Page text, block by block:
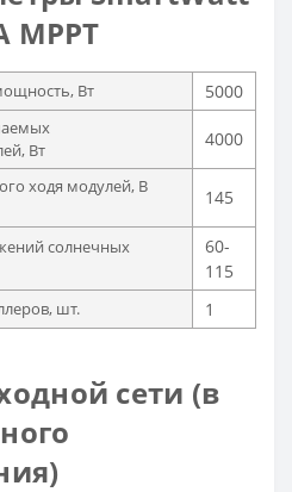
MPPT
Вт 5000
Вт
4000
ходя модулей, В
145
солнечных
60-
115
шт. 1
сети (в